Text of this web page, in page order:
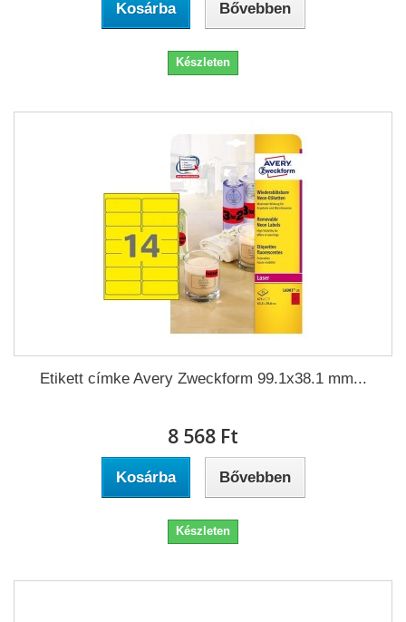
Kosárba Bővebben
Készleten
Etikett címke Avery Zweckform 99.1x38.1 mm...
8 568 Ft‎
Kosárba Bővebben
Készleten